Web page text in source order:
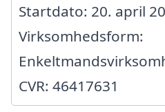
Startdato: 20. april
Virksomhedsform:
CVR: 46417631